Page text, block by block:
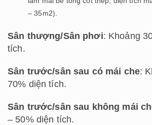
– 35m2).
Sân thượng/Sân phơi: Khoảng
tích.
Sân trước/sân sau có mái che:
70% diện tích.
Sân trước/sân sau không mái
– 50% diện tích.